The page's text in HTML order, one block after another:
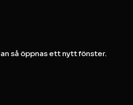
så öppnas ett nytt fönster.